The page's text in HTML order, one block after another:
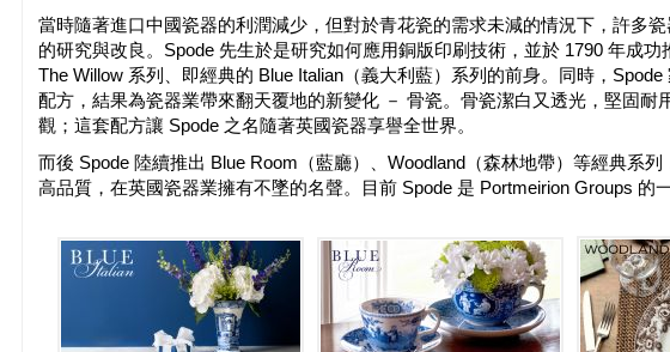
當時隨著進口中國瓷器的利潤減少，但對於青花瓷的需求未減的情況下，許多
的研究與改良。Spode 先生於是研究如何應用銅版印刷技術，並於 1790 年成功
The Willow 系列、即經典的 Blue Italian（義大利藍）系列的前身。同時，Spode
配方，結果為瓷器業帶來翻天覆地的新變化 － 骨瓷。骨瓷潔白又透光，堅固耐
觀；這套配方讓 Spode 之名隨著英國瓷器享譽全世界。
而後 Spode 陸續推出 Blue Room（藍廳）、Woodland（森林地帶）等經典系
高品質，在英國瓷器業擁有不墜的名聲。目前 Spode 是 Portmeirion Groups 的一